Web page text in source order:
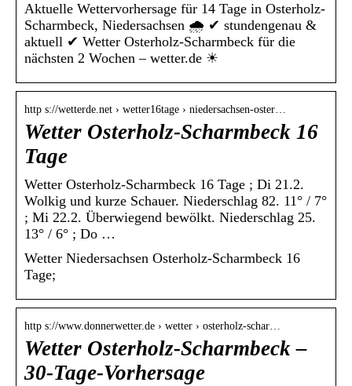
Aktuelle Wettervorhersage für 14 Tage in Osterholz-
Scharmbeck, Niedersachsen 🌧️ ✔ stundengenau &
aktuell ✔ Wetter Osterholz-Scharmbeck für die
nächsten 2 Wochen – wetter.de ☀
http s://wetterde.net › wetter16tage › niedersachsen-oster…
Wetter Osterholz-Scharmbeck 16
Tage
Wetter Osterholz-Scharmbeck 16 Tage ; Di 21.2.
Wolkig und kurze Schauer. Niederschlag 82. 11° / 7°
; Mi 22.2. Überwiegend bewölkt. Niederschlag 25.
13° / 6° ; Do …
Wetter Niedersachsen Osterholz-Scharmbeck 16
Tage;
http s://www.donnerwetter.de › wetter › osterholz-schar…
Wetter Osterholz-Scharmbeck –
30-Tage-Vorhersage